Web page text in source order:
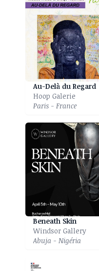
Au-Delà du Regard
Hoop Galerie
Paris - France
Beneath Skin
Windsor Gallery
Abuja - Nigéria